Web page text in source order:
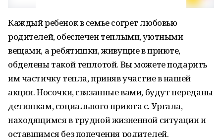
Каждый ребенок в семье согрет любовью
родителей, обеспечен теплыми, уютными
вещами, а ребятишки, живущие в приюте,
обделены такой теплотой. Вы можете подарить
им частичку тепла, приняв участие в нашей
акции. Носочки, связанные вами, будут переданы
детишкам, социального приюта с. Ургала,
находящимся в трудной жизненной ситуации и
оставшимся без попечения родителей.